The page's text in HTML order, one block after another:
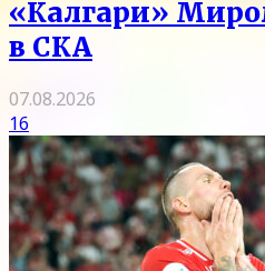
«Калгари»
в СКА
07.08.2026
16